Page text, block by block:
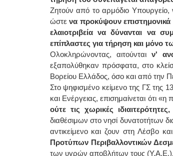
Ζητούν από το αρμόδιο Υπουργείο,
ώστενα προκύψουν επιστημονικά
ελαιοτριβεία να δύνανται να
επίπλαστες για τήρηση και μόνο
Ολοκληρώνοντας, αιτούνται ν'
εξαπολύθηκαν πρόσφατα, στο
Βορείου Ελλάδος, όσο και από την
Στο ψηφισμένο κείμενο της ΓΣ της
και Ενέργειας, επισημαίνεται ότι
ούτε τις χωρικές
διαθέσιμων στο νησί δυνατοτήτων
αντικείμενο και ζουν στη Λέσβο
Προτύπων Περιβαλλοντικών
των υγρών αποβλήτων τους